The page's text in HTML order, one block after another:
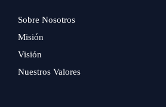
Sobre Nosotros
Misión
Visión
Nuestros Valores